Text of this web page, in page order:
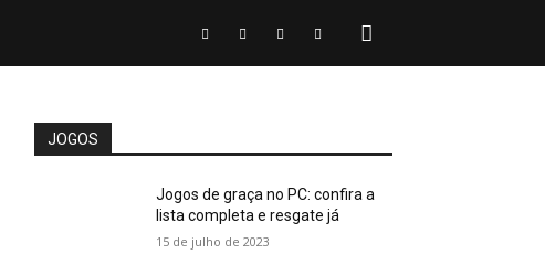
JOGOS
Jogos de graça no PC: confira a
lista completa e resgate já
15 de julho de 2023